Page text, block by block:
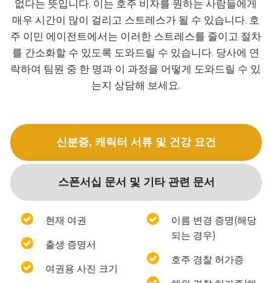
없다는 뜻입니다. 이는 호주 비자를 원하는 사람들에게
매우 시간이 많이 걸리고 스트레스가 될 수 있습니다. 호
주 이민 에이전트에서는 이러한 스트레스를 줄이고 절차
를 간소화할 수 있도록 도와드릴 수 있습니다. 당사에 연
락하여 팀원 중 한 명과 이 과정을 어떻게 도와드릴 수 있
는지 상담해 보세요.
신분증, 캐릭터 서류 및 건강 요건
스폰서십 문서 및 기타 관련 문서
현재 여권
출생 증명서
여권용 사진 크기
이름 변경 증명(해당
되는 경우)
호주 경찰 허가증